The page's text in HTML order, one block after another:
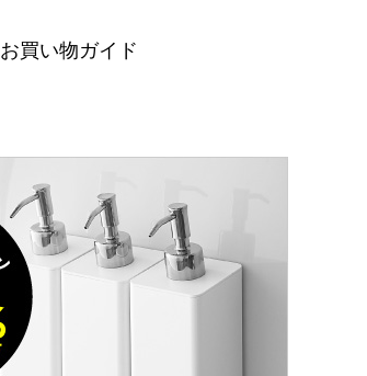
お買い物ガイド